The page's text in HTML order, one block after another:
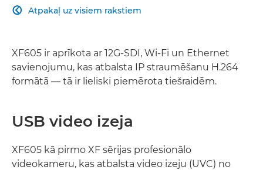
Atpakaļ uz visiem rakstiem

XF605 ir aprīkota ar 12G-SDI, Wi-Fi un Ethernet
savienojumu, kas atbalsta IP straumēšanu H.264
formātā — tā ir lieliski piemērota tiešraidēm.
USB video izeja
XF605 kā pirmo XF sērijas profesionālo
videokameru, kas atbalsta video izeju (UVC) no